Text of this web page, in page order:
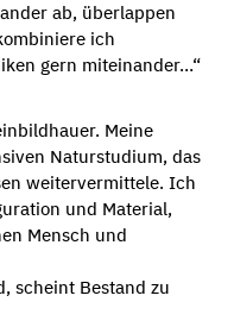
ab, überlappen
ich
gern miteinander…“
Meine
Naturstudium, das
weitervermittele. Ich
und Material,
Mensch und
scheint Bestand zu